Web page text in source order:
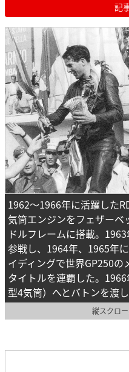
記
1962～1966年に活躍した
気筒エンジンをフェザーベ
ドルフレームに搭載。
参戦し、1964年、1965年
イディングで世界GP250の
タイトルを連覇した。
型4気筒）へとバトンを渡し
縦スクロ